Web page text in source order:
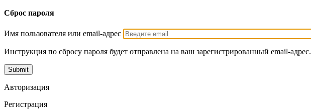
Сброс пароля
Имя пользователя или email-адрес
Инструкция по сбросу пароля будет отправлена на ваш зарегистрированный email-адрес.
Авторизация
Регистрация